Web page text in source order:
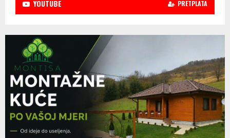
YOUTUBE PRETPLATA